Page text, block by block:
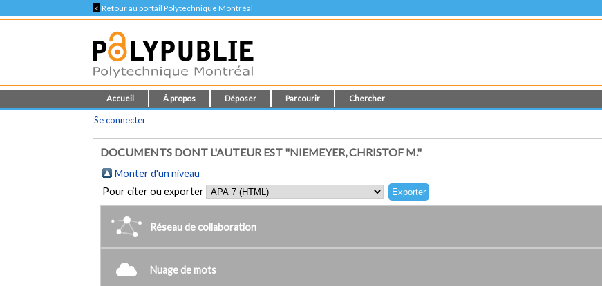
< Retour au portail Polytechnique Montréal
Accueil À propos Déposer Parcourir Chercher
Se connecter
DOCUMENTS DONT L'AUTEUR EST "NIEMEYER, CHRISTOF M."
Monter d'un niveau
Pour citer ou exporter
Réseau de collaboration
Nuage de mots